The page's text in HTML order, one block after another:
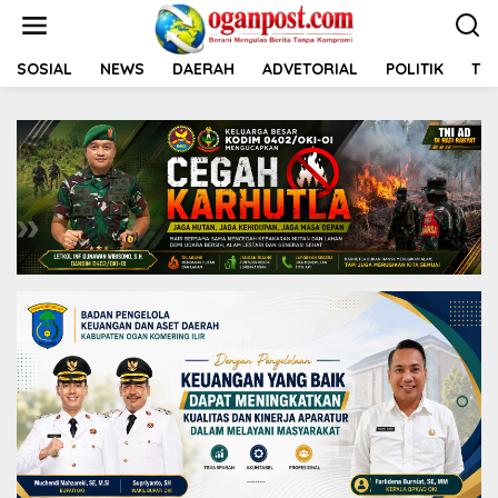
t
SOSIAL NEWS DAERAH ADVETORIAL POLITIK